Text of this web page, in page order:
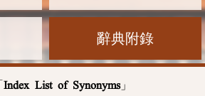
辭典附錄
Index List of Synonyms」